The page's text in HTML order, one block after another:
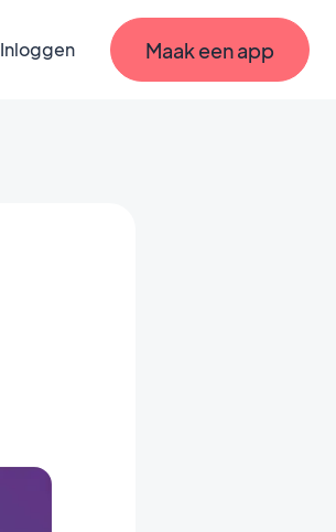
Inloggen Maak een app